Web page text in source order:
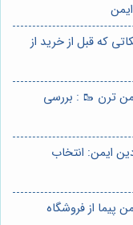
که قبل از خرید از
ترن 🥾 : بررسی
ایمن: انتخاب
پیما از فروشگاه